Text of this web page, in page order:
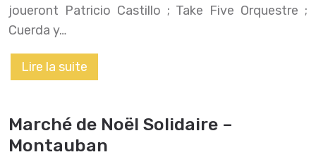
joueront Patricio Castillo ; Take Five Orquestre ;
Cuerda y…
Lire la suite
Marché de Noël Solidaire –
Montauban